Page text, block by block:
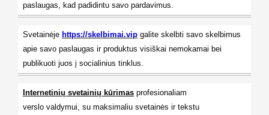
paslaugas, kad padidintu savo pardavimus.
Svetainėje https://skelbimai.vip galite skelbti savo skelbimus
apie savo paslaugas ir produktus visiškai nemokamai bei
publikuoti juos į socialinius tinklus.
Internetinių svetainių kūrimas profesionaliam
verslo valdymui, su maksimaliu svetainės ir tekstu